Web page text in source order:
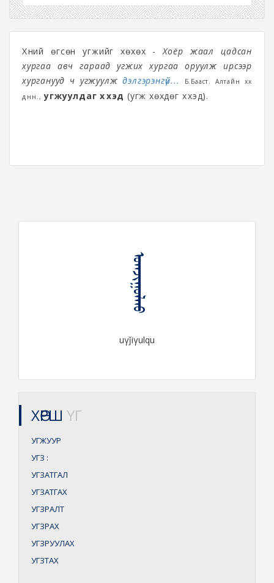
Хүний өгсөн угжийг хөхөх -Хоёр жаал цадсан
хургаа авч гараад угжих хургаа оруулж ирсээр
хурганууд ч угжуулждэлгэрэнгүй...
Б.Бааст. Алтайн хөх
дөнөн., угжуулдаг хүүхэд (угж хөхдөг хүүхэд).
ᠤᠭᠵᠢᠭᠤᠯᠬᠤ
uγǰiγulqu
ХӨРШ ҮГ
УГЖУУР
УГЗ :
УГЗАТГАЛ
УГЗАТГАХ
УГЗРАЛТ
УГЗРАХ
УГЗРУУЛАХ
УГЗТАХ